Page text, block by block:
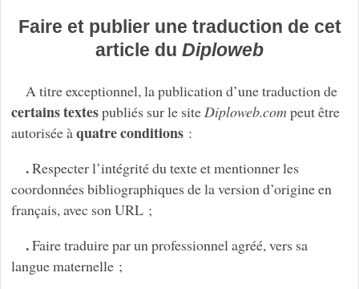
Faire et publier une traduction de cet
article du Diploweb
A titre exceptionnel, la publication d’une traduction de
certains textespubliés sur le siteDiploweb.compeut être
autorisée àquatre conditions:
.Respecter l’intégrité du texte et mentionner les
coordonnées bibliographiques de la version d’origine en
français, avec son URL ;
.Faire traduire par un professionnel agréé, vers sa
langue maternelle ;